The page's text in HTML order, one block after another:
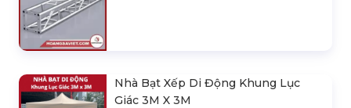
Nhà Bạt Xếp Di Động Khung Lục
Giác 3M X 3M